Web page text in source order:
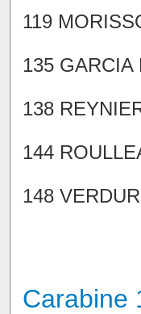
119
135 GARCIA
138
144
148
Carabine